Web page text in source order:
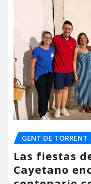
GENT DE TORRENT
Las fiestas
Cayetano